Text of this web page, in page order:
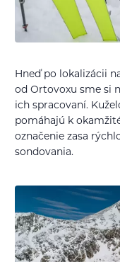
Hneď po lokalizácii
od Ortovoxu sme si
ich spracovaní.
pomáhajú k
označenie zasa
sondovania.